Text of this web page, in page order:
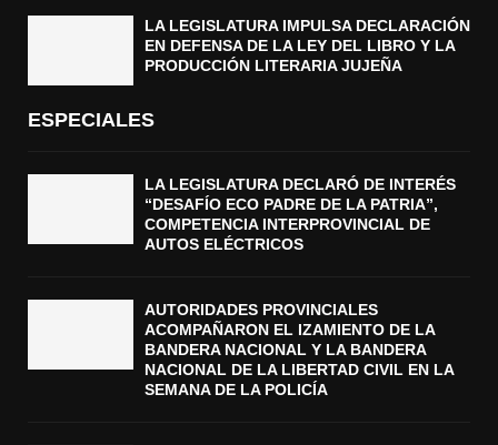
LA LEGISLATURA IMPULSA DECLARACIÓN
EN DEFENSA DE LA LEY DEL LIBRO Y LA
PRODUCCIÓN LITERARIA JUJEÑA
ESPECIALES
LA LEGISLATURA DECLARÓ DE INTERÉS
“DESAFÍO ECO PADRE DE LA PATRIA”,
COMPETENCIA INTERPROVINCIAL DE
AUTOS ELÉCTRICOS
AUTORIDADES PROVINCIALES
ACOMPAÑARON EL IZAMIENTO DE LA
BANDERA NACIONAL Y LA BANDERA
NACIONAL DE LA LIBERTAD CIVIL EN LA
SEMANA DE LA POLICÍA